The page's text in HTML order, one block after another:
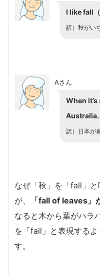
I like fall
訳）秋がい
Aさん
When
Australia.
訳）日本が
なぜ「秋」を「fall」
が、
「fall of leaves」
なると木から葉がハラ
を「fall」と表現する
す。